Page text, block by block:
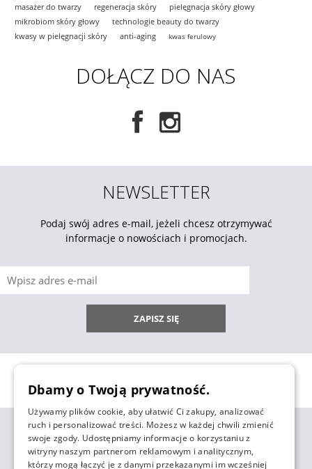
masażer do twarzy
regeneracja skóry
pielęgnacja skóry głowy
mikrobiom skóry głowy
technologie beauty do twarzy
kwasy w pielęgnacji skóry
anti-aging kwas ferulowy
DOŁĄCZ DO NAS
NEWSLETTER
Podaj swój adres e-mail, jeżeli chcesz otrzymywać
informacje o nowościach i promocjach.
ZAPISZ SIĘ
ZAKUPY
Dbamy o Twoją prywatność.
Używamy plików cookie, aby ułatwić Ci zakupy, analizować
ruch i personalizować treści. Możesz w każdej chwili zmienić
swoje zgody. Udostępniamy informacje o korzystaniu z
witryny naszym partnerom reklamowym i analitycznym,
którzy mogą łączyć je z danymi przekazanymi im wcześniej